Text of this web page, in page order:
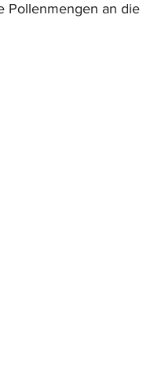
Pollenmengen an die